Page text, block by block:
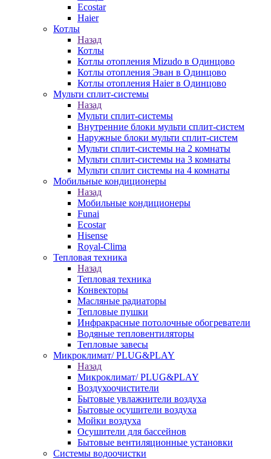
Ecostar
Haier
Котлы
Назад
Котлы
Котлы отопления Mizudo в Одинцово
Котлы отопления Эван в Одинцово
Котлы отопления Haier в Одинцово
Мульти сплит-системы
Назад
Мульти сплит-системы
Внутренние блоки мульти сплит-систем
Наружные блоки мульти сплит-систем
Мульти сплит-системы на 2 комнаты
Мульти сплит-системы на 3 комнаты
Мульти сплит системы на 4 комнаты
Мобильные кондиционеры
Назад
Мобильные кондиционеры
Funai
Ecostar
Hisense
Royal-Clima
Тепловая техника
Назад
Тепловая техника
Конвекторы
Масляные радиаторы
Тепловые пушки
Инфракрасные потолочные обогреватели
Водяные тепловентиляторы
Тепловые завесы
Микроклимат/ PLUG&PLAY
Назад
Микроклимат/ PLUG&PLAY
Воздухоочистители
Бытовые увлажнители воздуха
Бытовые осушители воздуха
Мойки воздуха
Осушители для бассейнов
Бытовые вентиляционные установки
Системы водоочистки